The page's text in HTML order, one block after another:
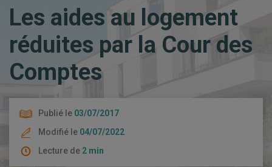
Les aides au logement
réduites par la Cour des
Comptes
Publié le 03/07/2017
Modifié le 04/07/2022
Lecture de 2 min